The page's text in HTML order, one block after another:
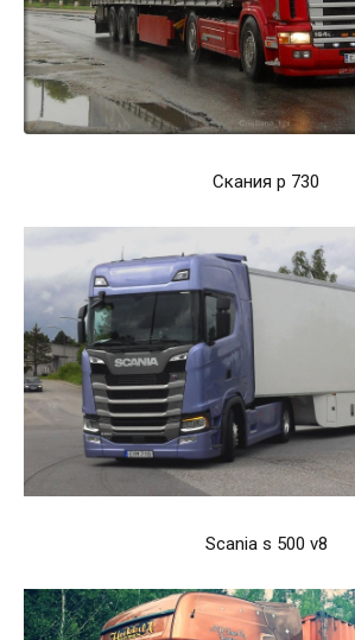
Скания р 730
Scania s 500 v8